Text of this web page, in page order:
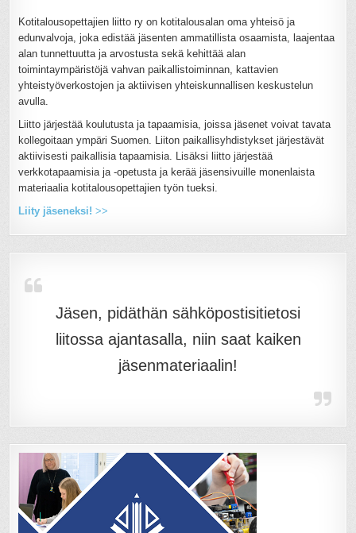
Kotitalousopettajien liitto ry on kotitalousalan oma yhteisö ja
edunvalvoja, joka edistää jäsenten ammatillista osaamista, laajentaa
alan tunnettuutta ja arvostusta sekä kehittää alan
toimintaympäristöjä vahvan paikallistoiminnan, kattavien
yhteistyöverkostojen ja aktiivisen yhteiskunnallisen keskustelun
avulla.
Liitto järjestää koulutusta ja tapaamisia, joissa jäsenet voivat tavata
kollegoitaan ympäri Suomen. Liiton paikallisyhdistykset järjestävät
aktiivisesti paikallisia tapaamisia. Lisäksi liitto järjestää
verkkotapaamisia ja -opetusta ja kerää jäsensivuille monenlaista
materiaalia kotitalousopettajien työn tueksi.
Liity jäseneksi! >>
Jäsen, pidäthän sähköpostisitietosi
liitossa ajantasalla, niin saat kaiken
jäsenmateriaalin!